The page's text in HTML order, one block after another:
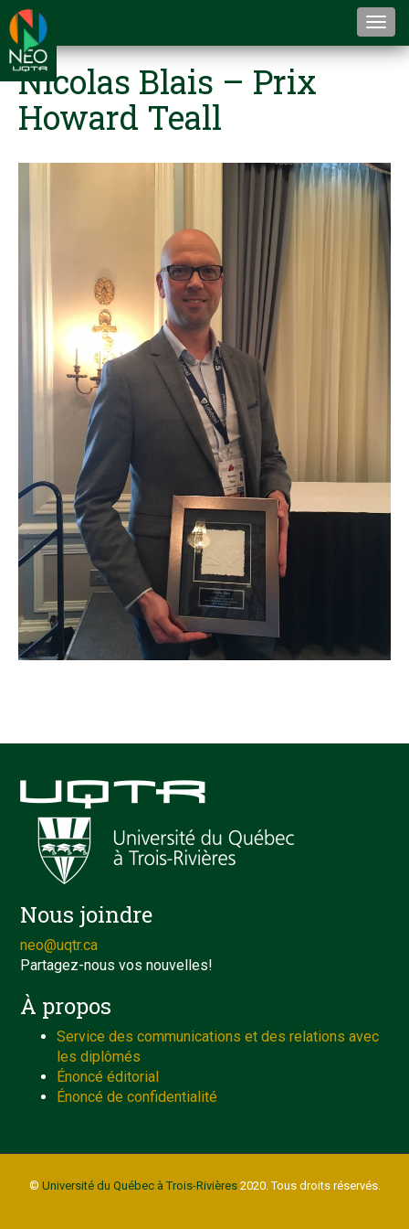
Nicolas Blais – Prix
Howard Teall
Nous joindre
neo@uqtr.ca
Partagez-nous vos nouvelles!
À propos
Service des communications et des relations avec
les diplômés
Énoncé éditorial
Énoncé de confidentialité
© Université du Québec à Trois-Rivières2020. Tous droits réservés.